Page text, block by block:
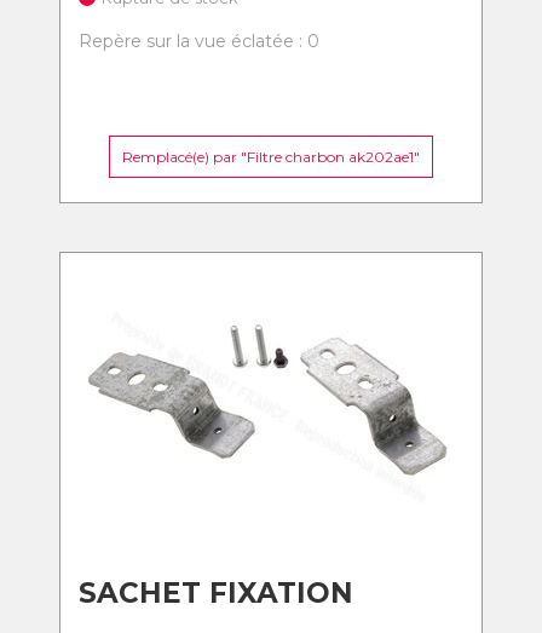
Repère sur la vue éclatée : 0
Remplacé(e) par "Filtre charbon ak202ae1"
SACHET FIXATION